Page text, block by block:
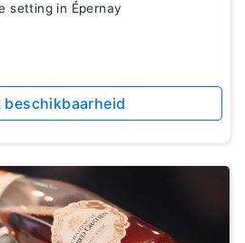
setting in Épernay
beschikbaarheid